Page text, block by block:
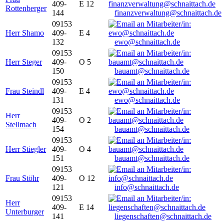
Rottenberger
409-
144
E 12
finanzverwaltung@schnaittach.de
Herr Shamo
09153
409-
132
E 4
ewo@schnaittach.de
Herr Steger
09153
409-
150
O 5
bauamt@schnaittach.de
Frau Steindl
09153
409-
131
E 4
ewo@schnaittach.de
Herr
Stellmach
09153
409-
154
O 2
bauamt@schnaittach.de
Herr Stiegler
09153
409-
151
O 4
bauamt@schnaittach.de
Frau Stöhr
09153
409-
121
O 12
info@schnaittach.de
Herr
Unterburger
09153
409-
141
E 14
liegenschaften@schnaittach.de